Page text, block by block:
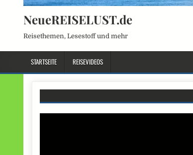
NeueREISELUST.de
Reisethemen, Lesestoff und mehr
STARTSEITE REISEVIDEOS